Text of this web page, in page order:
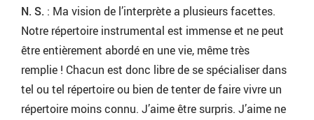
N. S. : Ma vision de l’interprète a plusieurs facettes.
Notre répertoire instrumental est immense et ne peut
être entièrement abordé en une vie, même très
remplie ! Chacun est donc libre de se spécialiser dans
tel ou tel répertoire ou bien de tenter de faire vivre un
répertoire moins connu. J’aime être surpris. J’aime ne